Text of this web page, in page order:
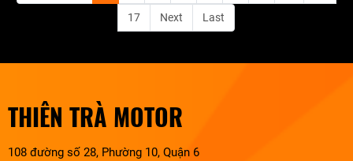
17 Next Last
THIÊN TRÀ MOTOR
108 đường số 28, Phường 10, Quận 6